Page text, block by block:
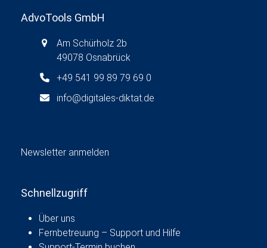
AdvoTools GmbH
Am Schürholz 2b
49078 Osnabrück
+49 541 99 89 79 69 0
info@digitales-diktat.de
Newsletter anmelden
Schnellzugriff
Über uns
Fernbetreuung – Support und Hilfe